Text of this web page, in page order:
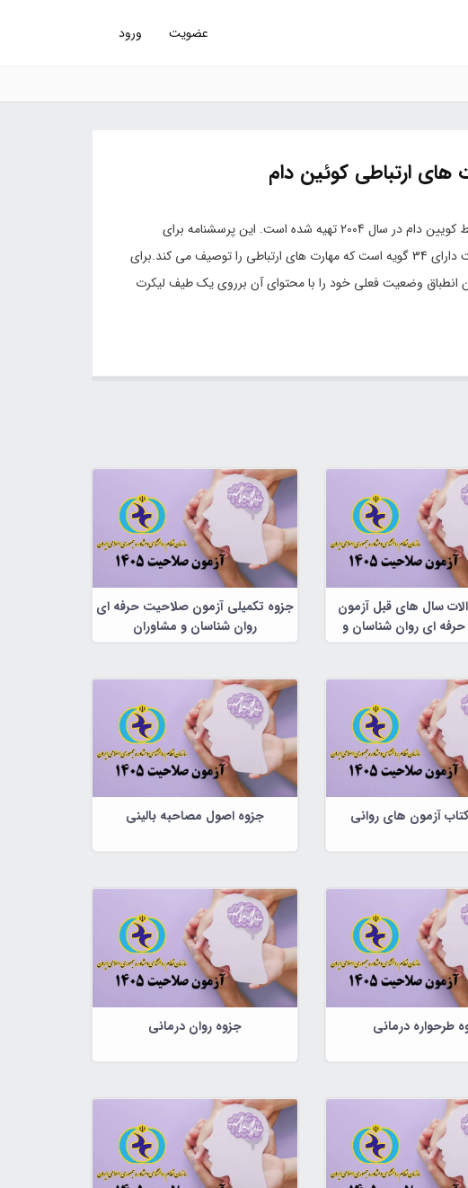
عضویت ورود
های ارتباطی کوئین دام
معرفی پرسشنامه: پرسشنامه مهارت های ارتباطی توسط کویین دام در سال 2004 تهیه شده است. این پرسشنامه برای
سنجش مهارت های ارتباطی بزرگسالان ابداع شده است دارای 34 گویه است که مهارت های ارتباطی را توصیف می کند.برای
انطباق وضعیت فعلی خود را با محتوای آن برروی یک طیف لیکرت
سال های قبل آزمون
ای روان شناسان و
مشاوران
جزوه تکمیلی آزمون صلاحیت حرفه ای
روان شناسان و مشاوران
آزمون های روانی جزوه اصول مصاحبه بالینی
طرحواره درمانی جزوه روان درمانی